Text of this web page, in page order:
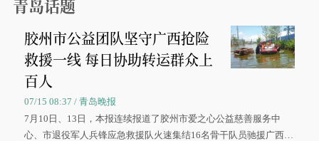
青岛话题
胶州市公益团队坚守广西抢险
救援一线 每日协助转运群众上
百人
07/15 08:37 / 青岛晚报
7月10日、13日，本报连续报道了胶州市爱之心公益慈善服务中
心、市退役军人兵锋应急救援队火速集结16名骨干队员驰援广西灾